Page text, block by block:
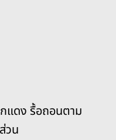
แดง รื้อถอนตาม
วน